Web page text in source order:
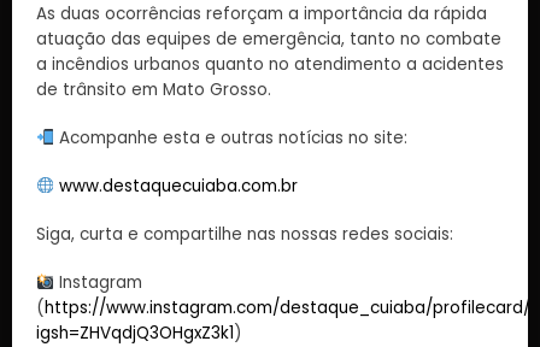
As duas ocorrências reforçam a importância da rápida
atuação das equipes de emergência, tanto no combate
a incêndios urbanos quanto no atendimento a acidentes
de trânsito em Mato Grosso.
Acompanhe esta e outras notícias no site:
www.destaquecuiaba.com.br
Siga, curta e compartilhe nas nossas redes sociais:
Instagram
(https://www.instagram.com/destaque_cuiaba/profilecard/?
igsh=ZHVqdjQ3OHgxZ3k1)